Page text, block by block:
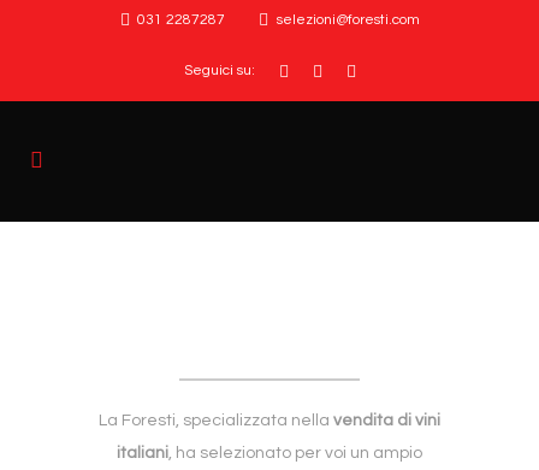
031 2287287 selezioni@foresti.com
Seguici su:
La Foresti, specializzata nella vendita di vini
italiani, ha selezionato per voi un ampio